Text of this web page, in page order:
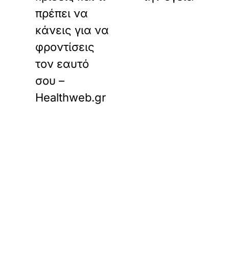
πρέπει να
κάνεις για να
φροντίσεις
τον εαυτό
σου –
Healthweb.gr